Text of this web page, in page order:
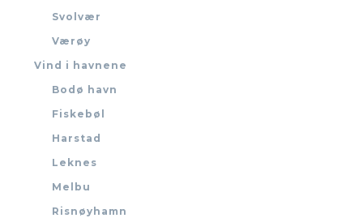
Svolvær
Værøy
Vind i havnene
Bodø havn
Fiskebøl
Harstad
Leknes
Melbu
Risnøyhamn